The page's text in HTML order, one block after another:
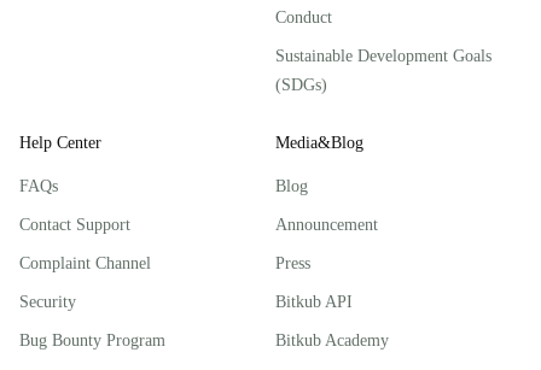
Conduct
Sustainable Development Goals
(SDGs)
Help Center
FAQs
Contact Support
Complaint Channel
Security
Bug Bounty Program
Media&Blog
Blog
Announcement
Press
Bitkub API
Bitkub Academy